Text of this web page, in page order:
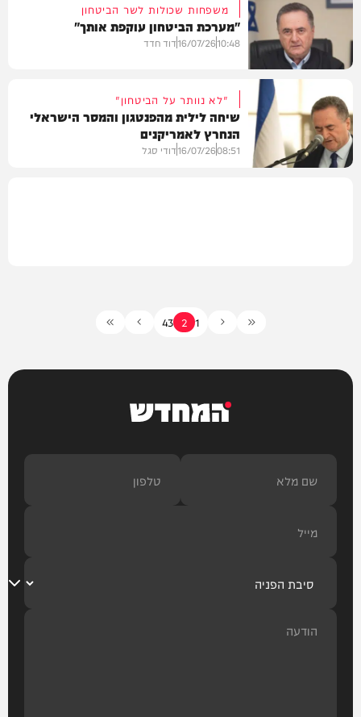
צבא וביטחון
חדשות
משפחות שכולות לשר הביטחון
"מערכת הביטחון עוקפת אותך"
10:48
16/07/26דוד חדד
"לא נוותר על הביטחון"
שיחה לילית מהפנטגון והמסר הישראלי
הנחרץ לאמריקנים
08:51
16/07/26דודי סגל
1
2
3
4
המחדש